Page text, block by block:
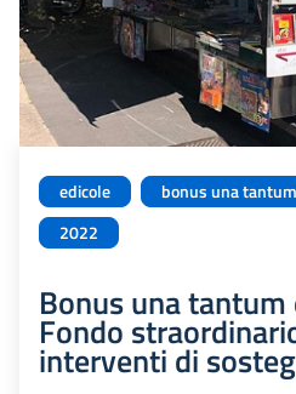
edicole
bonus una tantum
2022
Bonus una
Fondo
interventi di